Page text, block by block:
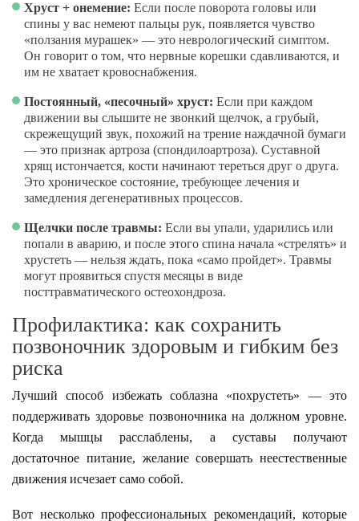
Хруст + онемение: Если после поворота головы или
спины у вас немеют пальцы рук, появляется чувство
«ползания мурашек» — это неврологический симптом.
Он говорит о том, что нервные корешки сдавливаются, и
им не хватает кровоснабжения.
Постоянный, «песочный» хруст: Если при каждом
движении вы слышите не звонкий щелчок, а грубый,
скрежещущий звук, похожий на трение наждачной бумаги
— это признак артроза (спондилоартроза). Суставной
хрящ истончается, кости начинают тереться друг о друга.
Это хроническое состояние, требующее лечения и
замедления дегенеративных процессов.
Щелчки после травмы: Если вы упали, ударились или
попали в аварию, и после этого спина начала «стрелять» и
хрустеть — нельзя ждать, пока «само пройдет». Травмы
могут проявиться спустя месяцы в виде
посттравматического остеохондроза.
Профилактика: как сохранить
позвоночник здоровым и гибким без
риска
Лучший способ избежать соблазна «похрустеть» — это
поддерживать здоровье позвоночника на должном уровне.
Когда мышцы расслаблены, а суставы получают
достаточное питание, желание совершать неестественные
движения исчезает само собой.
Вот несколько профессиональных рекомендаций, которые